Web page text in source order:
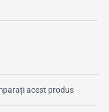
acest produs